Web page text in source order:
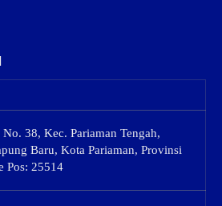
38, Kec. Pariaman Tengah,
Baru, Kota Pariaman, Provinsi
Pos: 25514